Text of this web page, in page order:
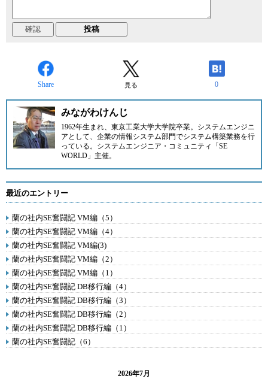
Share 見る 0
みながわけんじ
1962年生まれ、東京工業大学大学院卒業。システムエンジニ
アとして、企業の情報システム部門でシステム構築業務を行
っている。システムエンジニア・コミュニティ
「SE
WORLD」 主催。
最近のエントリー
蘭の社内SE奮闘記 VM編（5）
蘭の社内SE奮闘記 VM編（4）
蘭の社内SE奮闘記 VM編(3)
蘭の社内SE奮闘記 VM編（2）
蘭の社内SE奮闘記 VM編（1）
蘭の社内SE奮闘記 DB移行編（4）
蘭の社内SE奮闘記 DB移行編（3）
蘭の社内SE奮闘記 DB移行編（2）
蘭の社内SE奮闘記 DB移行編（1）
蘭の社内SE奮闘記（6）
2026年7月